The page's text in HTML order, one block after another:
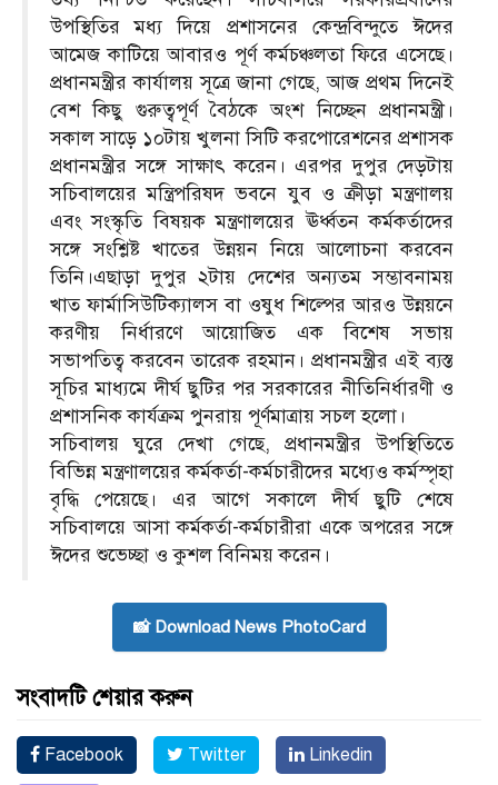
উপস্থিতির মধ্য দিয়ে প্রশাসনের কেন্দ্রবিন্দুতে ঈদের
আমেজ কাটিয়ে আবারও পূর্ণ কর্মচঞ্চলতা ফিরে এসেছে।
প্রধানমন্ত্রীর কার্যালয় সূত্রে জানা গেছে, আজ প্রথম দিনেই
বেশ কিছু গুরুত্বপূর্ণ বৈঠকে অংশ নিচ্ছেন প্রধানমন্ত্রী।
সকাল সাড়ে ১০টায় খুলনা সিটি করপোরেশনের প্রশাসক
প্রধানমন্ত্রীর সঙ্গে সাক্ষাৎ করেন। এরপর দুপুর দেড়টায়
সচিবালয়ের মন্ত্রিপরিষদ ভবনে যুব ও ক্রীড়া মন্ত্রণালয়
এবং সংস্কৃতি বিষয়ক মন্ত্রণালয়ের ঊর্ধ্বতন কর্মকর্তাদের
সঙ্গে সংশ্লিষ্ট খাতের উন্নয়ন নিয়ে আলোচনা করবেন
তিনি।এছাড়া দুপুর ২টায় দেশের অন্যতম সম্ভাবনাময়
খাত ফার্মাসিউটিক্যালস বা ওষুধ শিল্পের আরও উন্নয়নে
করণীয় নির্ধারণে আয়োজিত এক বিশেষ সভায়
সভাপতিত্ব করবেন তারেক রহমান। প্রধানমন্ত্রীর এই ব্যস্ত
সূচির মাধ্যমে দীর্ঘ ছুটির পর সরকারের নীতিনির্ধারণী ও
প্রশাসনিক কার্যক্রম পুনরায় পূর্ণমাত্রায় সচল হলো।
সচিবালয় ঘুরে দেখা গেছে, প্রধানমন্ত্রীর উপস্থিতিতে
বিভিন্ন মন্ত্রণালয়ের কর্মকর্তা-কর্মচারীদের মধ্যেও কর্মস্পৃহা
বৃদ্ধি পেয়েছে। এর আগে সকালে দীর্ঘ ছুটি শেষে
সচিবালয়ে আসা কর্মকর্তা-কর্মচারীরা একে অপরের সঙ্গে
ঈদের শুভেচ্ছা ও কুশল বিনিময় করেন।
📸 Download News PhotoCard
সংবাদটি শেয়ার করুন
Facebook Twitter Linkedin